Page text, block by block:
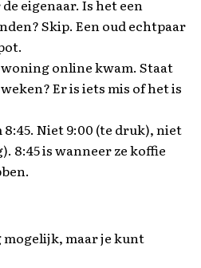
eigenaar. Is het een
Skip. Een oud echtpaar
online kwam. Staat
Er is iets mis of het is
8:45. Niet 9:00 (te druk), niet
8:45 is wanneer ze koffie
maar je kunt